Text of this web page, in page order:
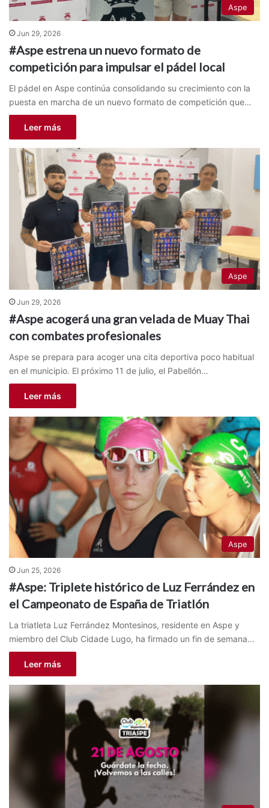
Aspe
Jun 29, 2026
#Aspe estrena un nuevo formato de
competición para impulsar el pádel local
El pádel en Aspe continúa consolidando su crecimiento con la
puesta en marcha de un nuevo formato de competición que…
Leer más
Aspe
Jun 29, 2026
#Aspe acogerá una gran velada de Muay Thai
con combates profesionales
Aspe se prepara para acoger una cita deportiva poco habitual
en el municipio. El próximo 11 de julio, el Pabellón…
Leer más
Aspe
Jun 25, 2026
#Aspe: Triplete histórico de Luz Ferrández en
el Campeonato de España de Triatlón
La triatleta Luz Ferrández Montesinos, residente en Aspe y
miembro del Club Cidade Lugo, ha firmado un fin de semana…
Leer más